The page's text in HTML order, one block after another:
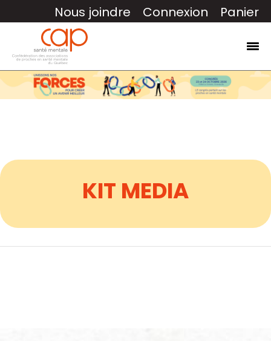
Nous joindre Connexion Panier
KIT MEDIA